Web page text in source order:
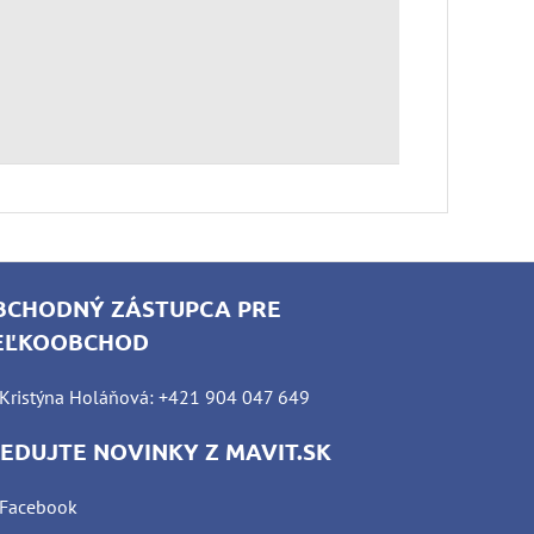
ZÁSTUPCA PRE
Kristýna Holáňová: +421 904 047 649
NOVINKY Z MAVIT.SK
Facebook